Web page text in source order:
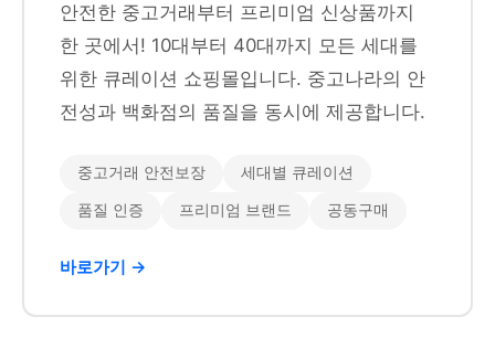
안전한 중고거래부터 프리미엄 신상품까지
한 곳에서! 10대부터 40대까지 모든 세대를
위한 큐레이션 쇼핑몰입니다. 중고나라의 안
전성과 백화점의 품질을 동시에 제공합니다.
중고거래 안전보장 세대별 큐레이션
품질 인증 프리미엄 브랜드 공동구매
바로가기 →